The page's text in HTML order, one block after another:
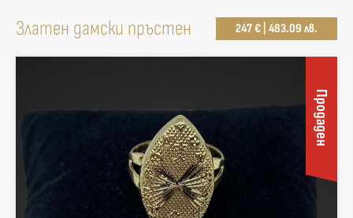
Златен дамски пръстен 247 € | 483.09 лв.
Продаден